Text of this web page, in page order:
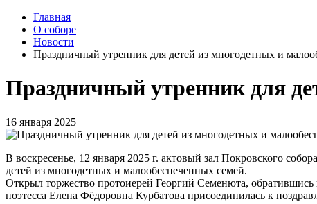
Главная
О соборе
Новости
Праздничный утренник для детей из многодетных и
Праздничный утренник для
16 января 2025
В воскресенье, 12 января 2025 г. актовый зал Покровского
детей из многодетных и малообеспеченных семей.
Открыл торжество протоиерей Георгий Семенюта,
поэтесса Елена Фёдоровна Курбатова присоединилась к